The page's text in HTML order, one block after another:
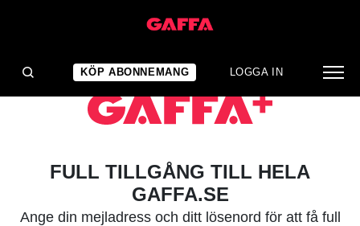
KÖP ABONNEMANG LOGGA IN
FULL TILLGÅNG TILL HELA
GAFFA.SE
Ange din mejladress och ditt lösenord för att få full